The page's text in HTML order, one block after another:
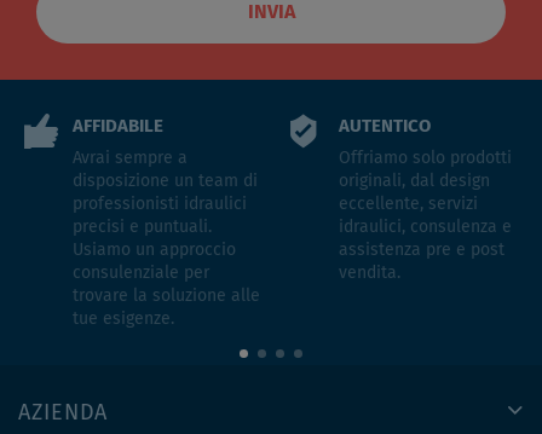
INVIA
AFFIDABILE
Avrai sempre a
disposizione un team di
professionisti idraulici
precisi e puntuali.
Usiamo un approccio
consulenziale per
trovare la soluzione alle
tue esigenze.
AUTENTICO
Offriamo solo prodotti
originali, dal design
eccellente, servizi
idraulici, consulenza e
assistenza pre e post
vendita.
AZIENDA